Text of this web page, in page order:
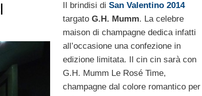
Il brindisi di San Valentino 2014
targato G.H. Mumm. La celebre
maison di champagne dedica infatti
all’occasione una confezione in
edizione limitata. Il cin cin sarà con
G.H. Mumm Le Rosé Time,
champagne dal colore romantico per